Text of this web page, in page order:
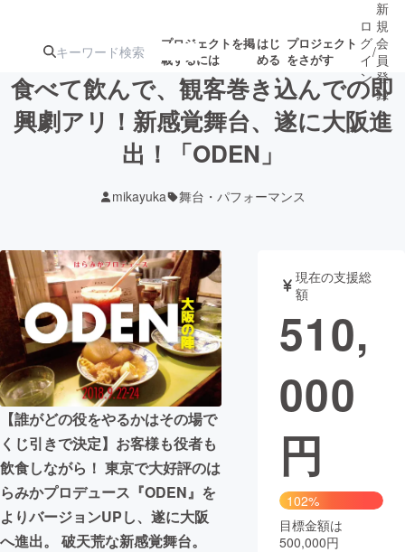
プロジェクトを掲
載するには
はじ
める
プロジェクト
をさがす
注目のリ 注目の新着プロ募集終了が近いプ
テクノロジー・ガジェット
映像・映画 書籍・雑誌
ビジネス・起業 チャレンジ
まちづくり・地域活性化
CAMPFIRE for Social Good
CAMPFIRE Creation
CAMPFIREふるさと納税machi-ya コミュニティ
ロ
グ
イ
ン
/
新
規
会
員
登
録
食べて飲んで、観客巻き込んでの即
興劇アリ！新感覚舞台、遂に大阪進
出！「ODEN」
mikayuka 舞台・パフォーマンス
【誰がどの役をやるかはその場で
くじ引きで決定】お客様も役者も
飲食しながら！ 東京で大好評のは
らみかプロデュース『ODEN』を
よりバージョンUPし、遂に大阪
へ進出。 破天荒な新感覚舞台。
現在の支援総
額
510,
000
円
102%
目標金額は
500,000円